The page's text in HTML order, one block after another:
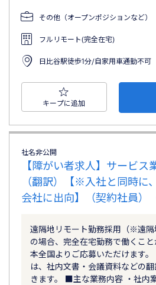
その他（オープンポジションなど）
フルリモート(完全在宅)
日比谷駅徒歩1分/自家用車通勤不可
キープに追加
社名非公開
【障がい者求人】サービス
（翻訳）【※入社と同時に
会社に出向】（契約社員）
遠隔地リモート勤務採用（※遠隔
の場合、完全在宅勤務で働くこ
本全国よりご応募いただけます
は、社内文書・会議資料などの
きます。 ■主な業務内容 ・社内